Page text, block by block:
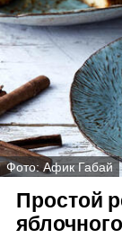
Фото: Афик Габай
Простой